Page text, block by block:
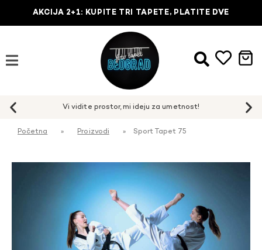
AKCIJA 2+1: KUPITE TRI TAPETE, PLATITE DVE
Početna » Proizvodi » Sport Tapet 75